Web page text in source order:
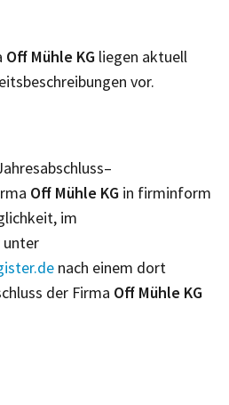
Off Mühle KG liegen aktuell
vor.
Off Mühle KG in firminform
im
unter
nach einem dort
der Firma Off Mühle KG